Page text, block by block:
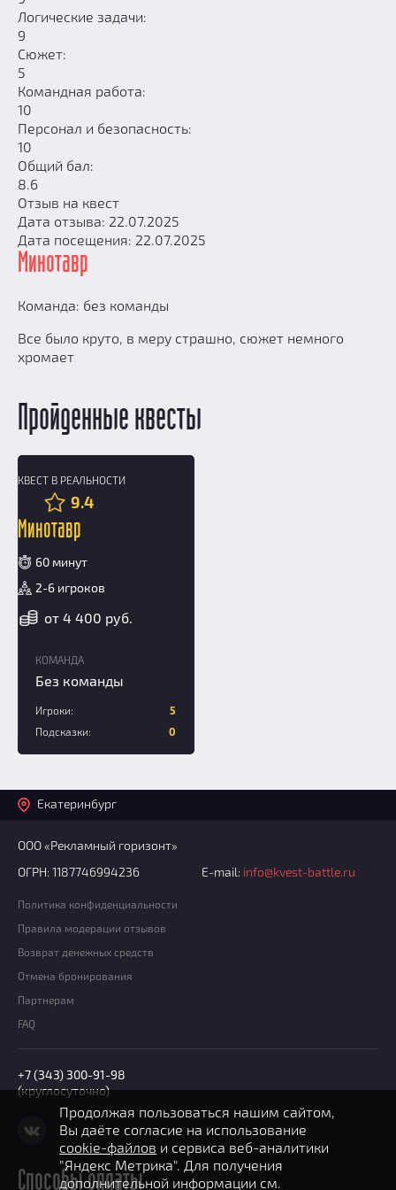
Логические задачи:
9
Сюжет:
5
Командная работа:
10
Персонал и безопасность:
10
Общий бал:
8.6
Отзыв на квест
Дата отзыва: 22.07.2025
Дата посещения: 22.07.2025
Минотавр
Команда: без команды
Все было круто, в меру страшно, сюжет немного
хромает
Пройденные квесты
КВЕСТ В РЕАЛЬНОСТИ
9.4
Минотавр
60 минут
2-6 игроков
от 4 400 руб.
КОМАНДА
Без команды
Игроки:
5
Подсказки:
0
Екатеринбург
ООО «Рекламный горизонт»
ОГРН: 1187746994236
E-mail: info@kvest-battle.ru
Политика конфиденциальности
Правила модерации отзывов
Возврат денежных средств
Отмена бронирования
Партнерам
FAQ
+7 (343) 300-91-98
(круглосуточно)
Способы оплаты
Продолжая пользоваться нашим сайтом,
Вы даёте согласие на использование
cookie-файлов и сервиса веб-аналитики
"Яндекс Метрика". Для получения
дополнительной информации см.